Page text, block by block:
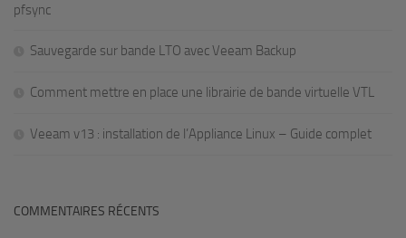
pfsync
Sauvegarde sur bande LTO avec Veeam Backup
Comment mettre en place une librairie de bande virtuelle VTL
Veeam v13 : installation de l’Appliance Linux – Guide complet
COMMENTAIRES RÉCENTS